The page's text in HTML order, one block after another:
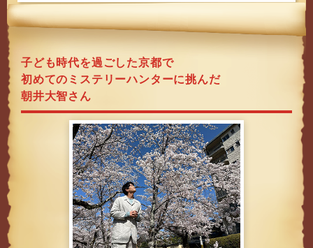
子ども時代を過ごした京都で
初めてのミステリーハンターに挑んだ
朝井大智さん